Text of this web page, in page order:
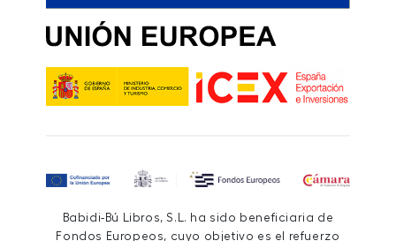
Babidi-Bú Libros, S.L. ha sido beneficiaria de
Fondos Europeos, cuyo objetivo es el refuerzo